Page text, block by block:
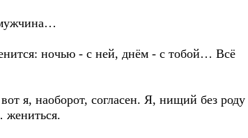
ночью - с ней, днём - с тобой… Всё
я, наоборот, согласен. Я, нищий без роду
жениться.